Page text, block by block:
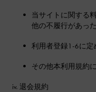
当サイトに関する
他の不履行があっ
利用者登録1-6に定
その他本利用規約
退会規約